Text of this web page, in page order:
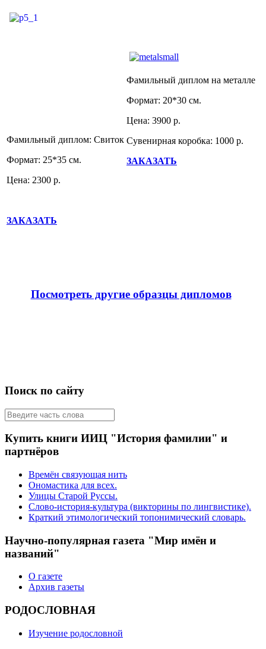
Фамильный диплом: Свиток
Формат: 25*35 см.
Цена: 2300 р.
ЗАКАЗАТЬ
Фамильный диплом на металле
Формат: 20*30 см.
Цена: 3900 р.
Сувенирная коробка: 1000 р.
ЗАКАЗАТЬ
Посмотреть другие образцы дипломов
Поиск по сайту
Купить книги ИИЦ "История фамилии" и
партнёров
Времён связующая нить
Ономастика для всех.
Улицы Старой Руссы.
Слово-история-культура (викторины по лингвистике).
Краткий этимологический топонимический словарь.
Научно-популярная газета "Мир имён и
названий"
О газете
Архив газеты
РОДОСЛОВНАЯ
Изучение родословной